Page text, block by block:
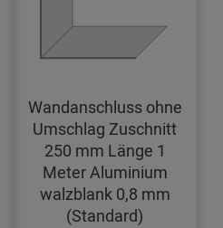
Wandanschluss ohne
Umschlag Zuschnitt
250 mm Länge 1
Meter Aluminium
walzblank 0,8 mm
(Standard)